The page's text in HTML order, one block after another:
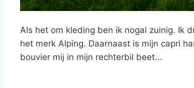
Als het om kleding ben ik nogal zuinig. Ik
het merk Alping. Daarnaast is mijn capri
bouvier mij in mijn rechterbil beet...